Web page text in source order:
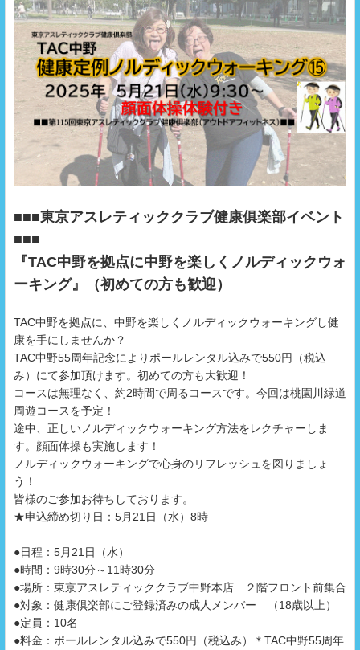
■■■東京アスレティッククラブ健康俱楽部イベント
■■■
『TAC中野を拠点に中野を楽しくノルディックウォ
ーキング』（初めての方も歓迎）
TAC中野を拠点に、中野を楽しくノルディックウォーキングし健
康を手にしませんか？
TAC中野55周年記念によりポールレンタル込みで550円（税込
み）にて参加頂けます。初めての方も大歓迎！
コースは無理なく、約2時間で周るコースです。今回は桃園川緑道
周遊コースを予定！
途中、正しいノルディックウォーキング方法をレクチャーしま
す。顔面体操も実施します！
ノルディックウォーキングで心身のリフレッシュを図りましょ
う！
皆様のご参加お待ちしております。
★申込締め切り日：5月21日（水）8時
●日程：5月21日（水）
●時間：9時30分～11時30分
●場所：東京アスレティッククラブ中野本店 ２階フロント前集合
●対象：健康倶楽部にご登録済みの成人メンバー （18歳以上）
●定員：10名
●料金：ポールレンタル込みで550円（税込み）＊TAC中野55周年